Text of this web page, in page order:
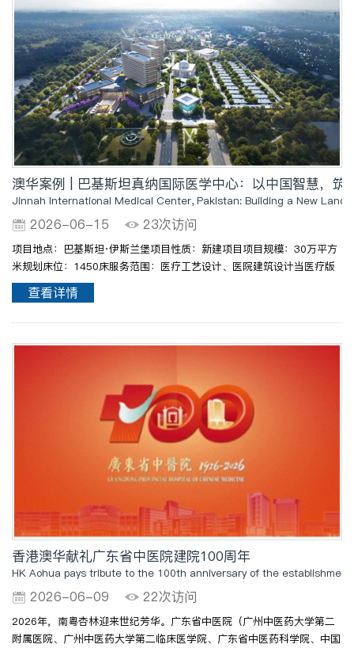
澳华案例 | 巴基斯坦真纳国际医学中心：以中国智慧，筑
Jinnah International Medical Center, Pakistan: Building a New
2026-06-15 23次访问
项目地点：巴基斯坦·伊斯兰堡项目性质：新建项目项目规模：30万平方
米规划床位：1450床服务范围：医疗工艺设计、医院建筑设计当医疗版
图跨越山海，当专业力量赋能海外，香港澳华再度以强劲的综合实力，在
巴基斯坦伊斯兰堡，打造一座集“医疗+教育+科研+..
查看详情
香港澳华献礼广东省中医院建院100周年
HK Aohua pays tribute to the 100th anniversary of the
2026-06-09 22次访问
2026年，南粤杏林迎来世纪芳华。广东省中医院（广州中医药大学第二
附属医院、广州中医药大学第二临床医学院、广东省中医药科学院、中国